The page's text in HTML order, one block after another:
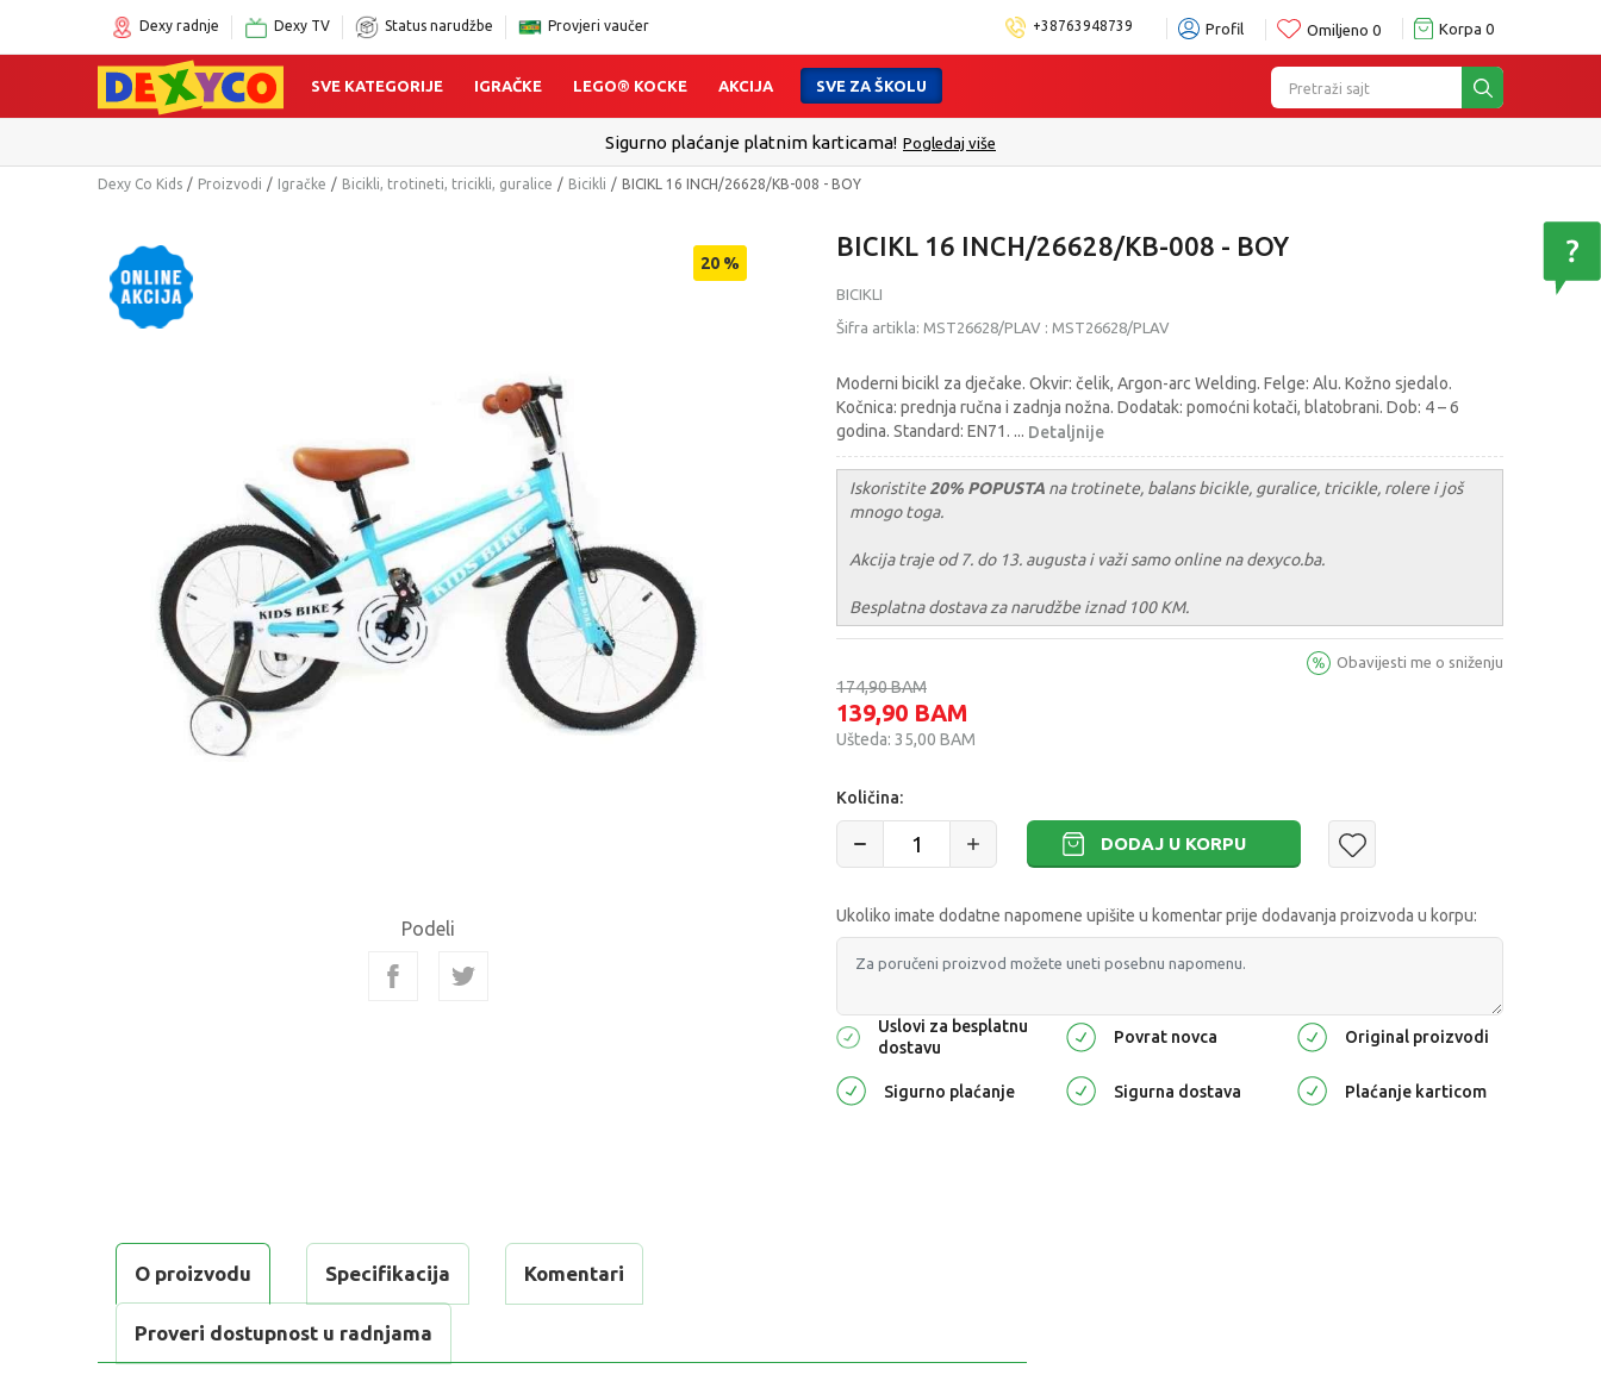
Dexy radnje Dexy TV Status narudžbe Provjeri vaučer +38763948739 Profil Omiljeno 0 Korpa 0
Pretraži sajt
SVE KATEGORIJE IGRAČKE LEGO® KOCKE AKCIJA SVE ZA ŠKOLU
Sigurno plaćanje platnim karticama! Pogledaj više
Dexy Co Kids Proizvodi Igračke Bicikli, trotineti, tricikli, guralice Bicikli BICIKL 16 INCH/26628/KB-008 - BOY
20 %
Podeli
BICIKL 16 INCH/26628/KB-008 - BOY
BICIKLI
Šifra artikla: MST26628/PLAV : MST26628/PLAV
Moderni bicikl za dječake. Okvir: čelik, Argon-arc Welding. Felge: Alu. Kožno sjedalo.
Kočnica: prednja ručna i zadnja nožna. Dodatak: pomoćni kotači, blatobrani. Dob: 4 – 6
godina. Standard: EN71. ... Detaljnije
Iskoristite20% POPUSTA na trotinete, balans bicikle, guralice, tricikle, rolere i još
mnogo toga.
Akcija traje od 7. do 13. augusta i važi samo online na dexyco.ba.
Besplatna dostava za narudžbe iznad 100 KM.
174,90BAM
139,90 BAM
Ušteda: 35,00 BAM
Obavijesti me o sniženju
Količina:
DODAJ U KORPU
Ukoliko imate dodatne napomene upišite u komentar prije dodavanja proizvoda u korpu:
Uslovi za besplatnu
dostavu
Povrat novca Original proizvodi
Sigurno plaćanje Sigurna dostava Plaćanje karticom
O proizvodu Specifikacija Komentari
Proveri dostupnost u radnjama